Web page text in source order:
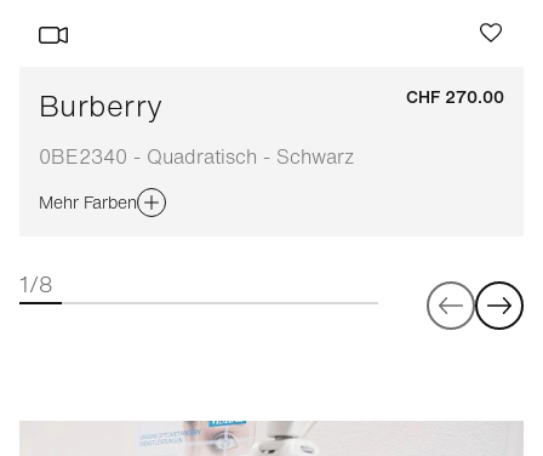
Burberry
0BE2340 - Quadratisch - Schwarz
CHF 270.00
Mehr Farben
1/8